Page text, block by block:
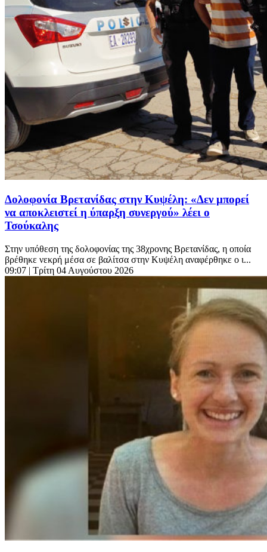
Δολοφονία Βρετανίδας στην Κυψέλη: «Δεν μπορεί
να αποκλειστεί η ύπαρξη συνεργού» λέει ο
Τσούκαλης
Στην υπόθεση της δολοφονίας της 38χρονης Βρετανίδας, η οποία
βρέθηκε νεκρή μέσα σε βαλίτσα στην Κυψέλη αναφέρθηκε ο ι...
09:07 | Τρίτη 04 Αυγούστου 2026